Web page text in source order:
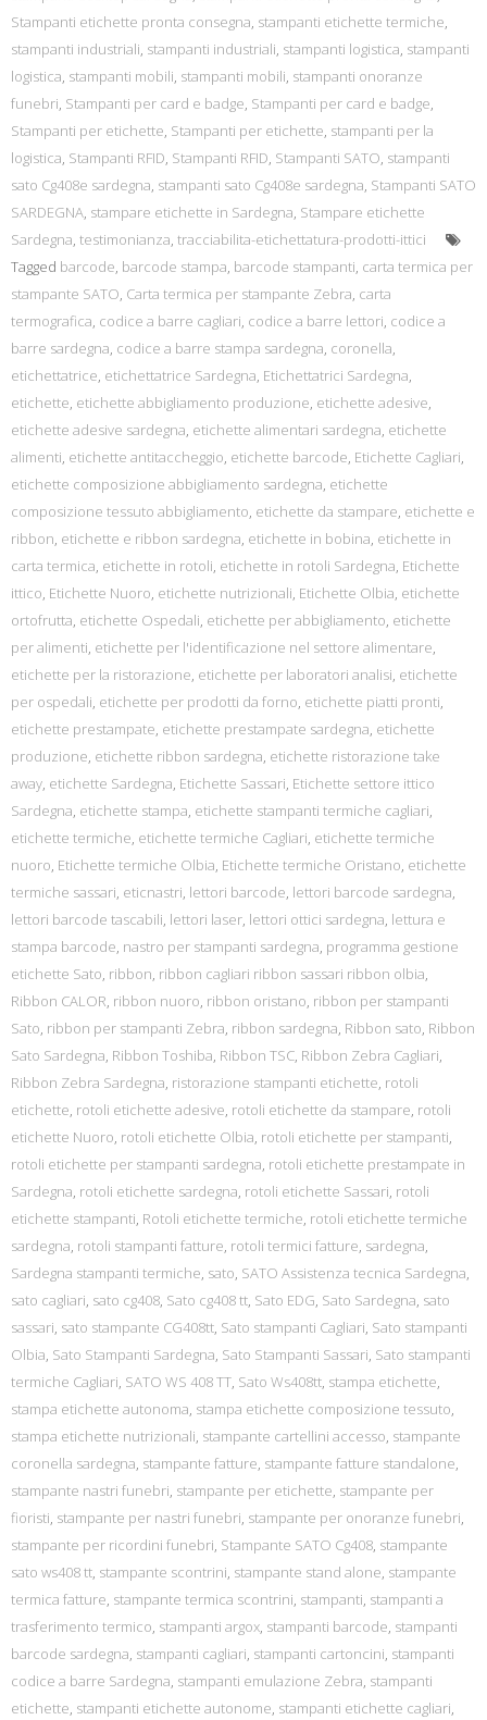
Stampanti etichette pronta consegna, stampanti etichette termiche,
stampanti industriali, stampanti industriali, stampanti logistica, stampanti
logistica, stampanti mobili, stampanti mobili, stampanti onoranze
funebri, Stampanti per card e badge, Stampanti per card e badge,
Stampanti per etichette, Stampanti per etichette, stampanti per la
logistica, Stampanti RFID, Stampanti RFID, Stampanti SATO, stampanti
sato Cg408e sardegna, stampanti sato Cg408e sardegna, Stampanti SATO
SARDEGNA, stampare etichette in Sardegna, Stampare etichette
Sardegna, testimonianza, tracciabilita-etichettatura-prodotti-ittici
Tagged barcode, barcode stampa, barcode stampanti, carta termica per
stampante SATO, Carta termica per stampante Zebra, carta
termografica, codice a barre cagliari, codice a barre lettori, codice a
barre sardegna, codice a barre stampa sardegna, coronella,
etichettatrice, etichettatrice Sardegna, Etichettatrici Sardegna,
etichette, etichette abbigliamento produzione, etichette adesive,
etichette adesive sardegna, etichette alimentari sardegna, etichette
alimenti, etichette antitaccheggio, etichette barcode, Etichette Cagliari,
etichette composizione abbigliamento sardegna, etichette
composizione tessuto abbigliamento, etichette da stampare, etichette e
ribbon, etichette e ribbon sardegna, etichette in bobina, etichette in
carta termica, etichette in rotoli, etichette in rotoli Sardegna, Etichette
ittico, Etichette Nuoro, etichette nutrizionali, Etichette Olbia, etichette
ortofrutta, etichette Ospedali, etichette per abbigliamento, etichette
per alimenti, etichette per l'identificazione nel settore alimentare,
etichette per la ristorazione, etichette per laboratori analisi, etichette
per ospedali, etichette per prodotti da forno, etichette piatti pronti,
etichette prestampate, etichette prestampate sardegna, etichette
produzione, etichette ribbon sardegna, etichette ristorazione take
away, etichette Sardegna, Etichette Sassari, Etichette settore ittico
Sardegna, etichette stampa, etichette stampanti termiche cagliari,
etichette termiche, etichette termiche Cagliari, etichette termiche
nuoro, Etichette termiche Olbia, Etichette termiche Oristano, etichette
termiche sassari, eticnastri, lettori barcode, lettori barcode sardegna,
lettori barcode tascabili, lettori laser, lettori ottici sardegna, lettura e
stampa barcode, nastro per stampanti sardegna, programma gestione
etichette Sato, ribbon, ribbon cagliari ribbon sassari ribbon olbia,
Ribbon CALOR, ribbon nuoro, ribbon oristano, ribbon per stampanti
Sato, ribbon per stampanti Zebra, ribbon sardegna, Ribbon sato, Ribbon
Sato Sardegna, Ribbon Toshiba, Ribbon TSC, Ribbon Zebra Cagliari,
Ribbon Zebra Sardegna, ristorazione stampanti etichette, rotoli
etichette, rotoli etichette adesive, rotoli etichette da stampare, rotoli
etichette Nuoro, rotoli etichette Olbia, rotoli etichette per stampanti,
rotoli etichette per stampanti sardegna, rotoli etichette prestampate in
Sardegna, rotoli etichette sardegna, rotoli etichette Sassari, rotoli
etichette stampanti, Rotoli etichette termiche, rotoli etichette termiche
sardegna, rotoli stampanti fatture, rotoli termici fatture, sardegna,
Sardegna stampanti termiche, sato, SATO Assistenza tecnica Sardegna,
sato cagliari, sato cg408, Sato cg408 tt, Sato EDG, Sato Sardegna, sato
sassari, sato stampante CG408tt, Sato stampanti Cagliari, Sato stampanti
Olbia, Sato Stampanti Sardegna, Sato Stampanti Sassari, Sato stampanti
termiche Cagliari, SATO WS 408 TT, Sato Ws408tt, stampa etichette,
stampa etichette autonoma, stampa etichette composizione tessuto,
stampa etichette nutrizionali, stampante cartellini accesso, stampante
coronella sardegna, stampante fatture, stampante fatture standalone,
stampante nastri funebri, stampante per etichette, stampante per
fioristi, stampante per nastri funebri, stampante per onoranze funebri,
stampante per ricordini funebri, Stampante SATO Cg408, stampante
sato ws408 tt, stampante scontrini, stampante stand alone, stampante
termica fatture, stampante termica scontrini, stampanti, stampanti a
trasferimento termico, stampanti argox, stampanti barcode, stampanti
barcode sardegna, stampanti cagliari, stampanti cartoncini, stampanti
codice a barre Sardegna, stampanti emulazione Zebra, stampanti
etichette, stampanti etichette autonome, stampanti etichette cagliari,